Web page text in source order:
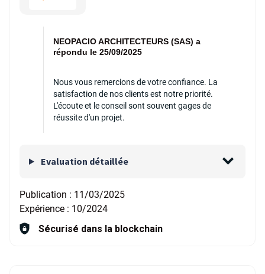
NEOPACIO ARCHITECTEURS (SAS) a
répondu le 25/09/2025
Nous vous remercions de votre confiance. La
satisfaction de nos clients est notre priorité.
L'écoute et le conseil sont souvent gages de
réussite d'un projet.
Evaluation détaillée
Publication : 11/03/2025
Expérience : 10/2024
Sécurisé dans la blockchain